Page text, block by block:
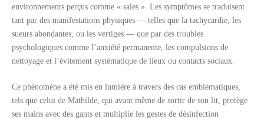
environnements perçus comme « sales ». Les symptômes se traduisent
tant par des manifestations physiques — telles que la tachycardie, les
sueurs abondantes, ou les vertiges — que par des troubles
psychologiques comme l’anxiété permanente, les compulsions de
nettoyage et l’évitement systématique de lieux ou contacts sociaux.
Ce phénomène a été mis en lumière à travers des cas emblématiques,
tels que celui de Mathilde, qui avant même de sortir de son lit, protège
ses mains avec des gants et multiplie les gestes de désinfection